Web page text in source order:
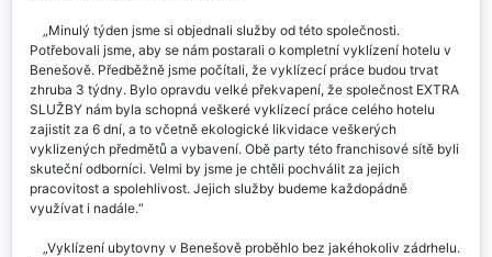
Minulý týden jsme si objednali služby od této společnosti.
Potřebovali jsme, aby se nám postarali o kompletní vyklízení hotelu v
Benešově. Předběžně jsme počítali, že vyklízecí práce budou trvat
zhruba 3 týdny. Bylo opravdu velké překvapení, že společnost EXTRA
SLUŽBY nám byla schopná veškeré vyklízecí práce celého hotelu
zajistit za 6 dní, a to včetně ekologické likvidace veškerých
vyklizených předmětů a vybavení. Obě party této franchisové sítě byli
skuteční odborníci. Velmi by jsme je chtěli pochválit za jejich
pracovitost a spolehlivost. Jejich služby budeme každopádně
využívat i nadále.
Vyklízení ubytovny v Benešově proběhlo bez jakéhokoliv zádrhelu.